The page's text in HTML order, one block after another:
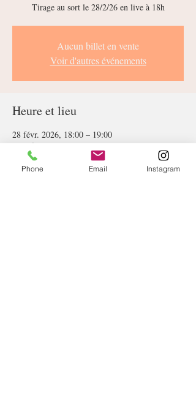
Tirage au sort le 28/2/26 en live à 18h
Aucun billet en vente
Voir d'autres événements
Heure et lieu
28 févr. 2026, 18:00 – 19:00
Live facebook
Phone Email Instagram